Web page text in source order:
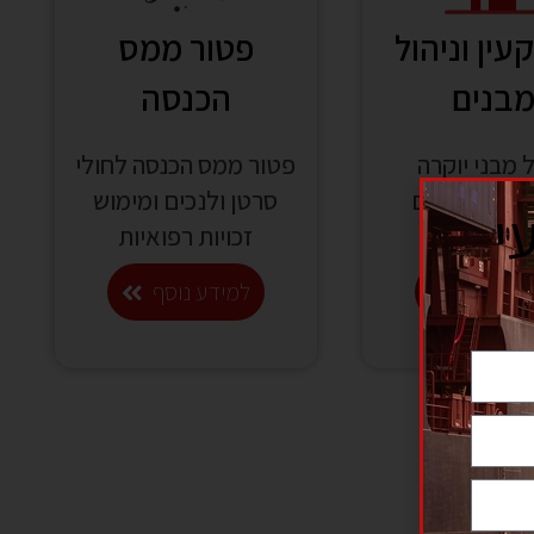
וניהול
מבנים
מבני יוקרה
למגורים
ולמסחר
נוסף
פטור ממס
הכנסה
פטור ממס הכנסה לחולי
סרטן ולנכים ומימוש
זכויות רפואיות
למידע נוסף